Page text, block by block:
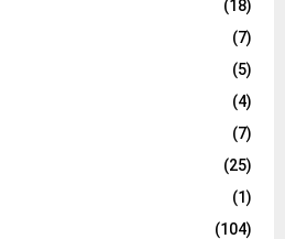
(18)
(7)
(5)
(4)
(7)
(25)
(1)
(104)